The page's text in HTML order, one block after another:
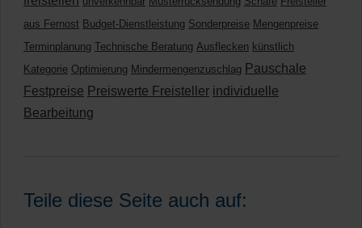
aus Fernost Budget-Dienstleistung Sonderpreise Mengenpreise
Terminplanung Technische Beratung Ausflecken künstlich
Kategorie Optimierung Mindermengenzuschlag Pauschale
Festpreise Preiswerte Freisteller individuelle
Bearbeitung
Teile diese Seite auch auf: